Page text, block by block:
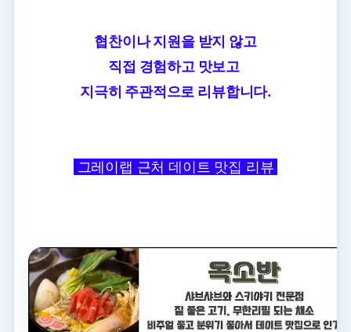
협찬이나 지원을 받지 않고
직접 경험하고 맛보고
지극히 주관적으로 리뷰합니다.
그레이랩 근처 데이트 맛집 리뷰